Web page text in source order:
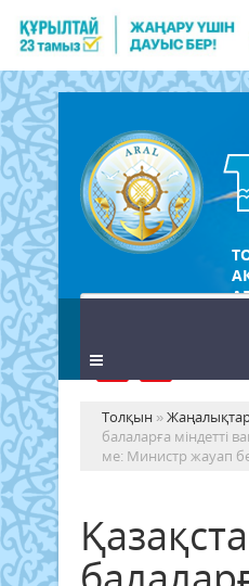
Толқын »
балаларға міндетті
ме: Министр жауап